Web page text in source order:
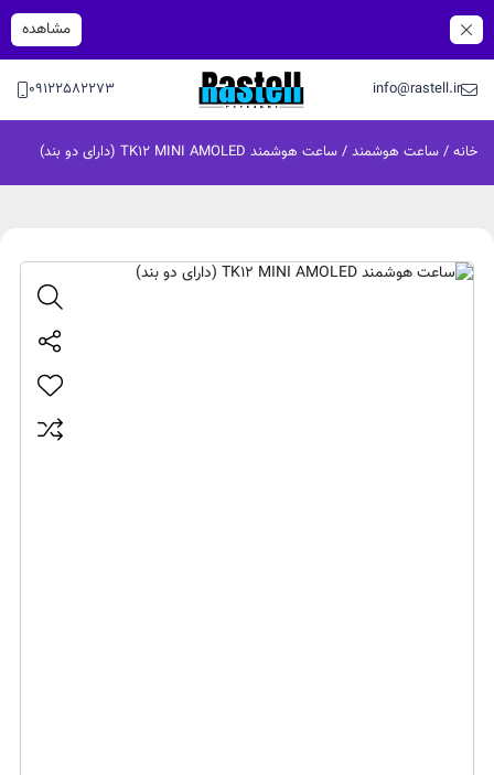
مشاهده
info@rastell.ir
09122582273
خانه / ساعت هوشمند / ساعت هوشمند TK12 MINI AMOLED (دارای دو بند)